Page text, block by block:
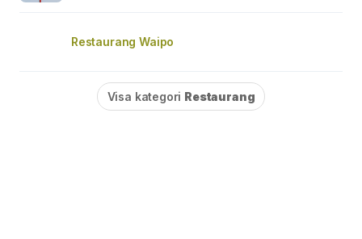
Restaurang Waipo
Visa kategori Restaurang